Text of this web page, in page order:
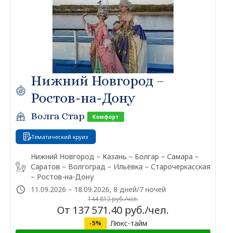
Нижний Новгород –
Ростов-на-Дону
Волга Стар Комфорт
Тематический круиз
Нижний Новгород – Казань – Болгар – Самара –
Саратов – Волгоград – Ильёвка – Старочеркасская
– Ростов-на-Дону
11.09.2026 – 18.09.2026, 8 дней/7 ночей
144 812 руб./чел.
От 137 571.40 руб./чел.
-5% Люкс-тайм